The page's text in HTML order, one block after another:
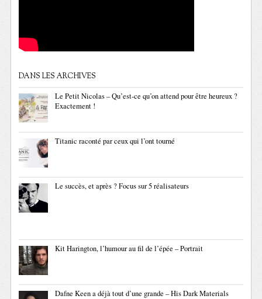
DANS LES ARCHIVES
Le Petit Nicolas – Qu’est-ce qu’on attend pour être heureux ?
Exactement !
Titanic raconté par ceux qui l’ont tourné
Le succès, et après ? Focus sur 5 réalisateurs
Kit Harington, l’humour au fil de l’épée – Portrait
Dafne Keen a déjà tout d’une grande – His Dark Materials